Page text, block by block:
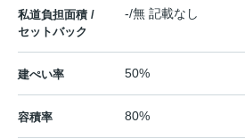
私道負担面積 /
セットバック
-/無 記載なし
建ぺい率 50%
容積率 80%